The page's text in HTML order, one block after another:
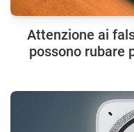
Attenzione ai
possono rubare